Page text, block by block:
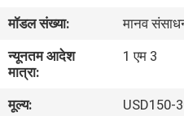
में
कारखाना
भ्रमण
मॉडल संख्या:
मानव
न्यूनतम आदेश
मात्रा:
1 एम 3
मूल्य:
USD150-